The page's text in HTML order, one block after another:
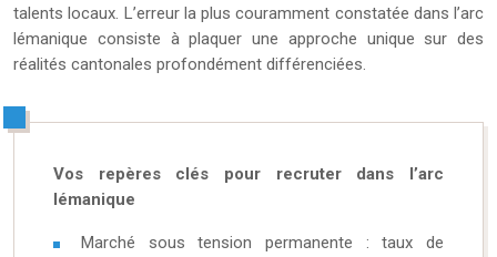
talents locaux. L’erreur la plus couramment constatée dans l’arc
lémanique consiste à plaquer une approche unique sur des
réalités cantonales profondément différenciées.
Vos repères clés pour recruter dans l’arc
lémanique
Marché sous tension permanente : taux de